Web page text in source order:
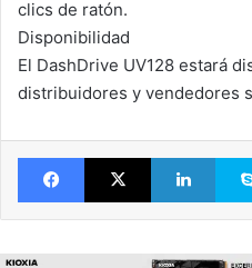
clics de ratón.
Disponibilidad
El DashDrive UV128 estará
distribuidores y vendedores
FacebookX